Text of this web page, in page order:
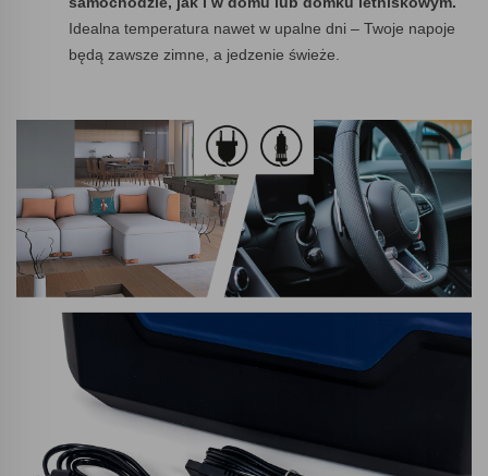
Idealna temperatura nawet w upalne dni – Twoje napoje
będą zawsze zimne, a jedzenie świeże.